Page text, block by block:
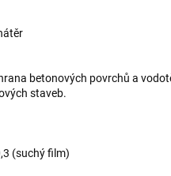
betonových povrchů a
staveb.
(suchý film)